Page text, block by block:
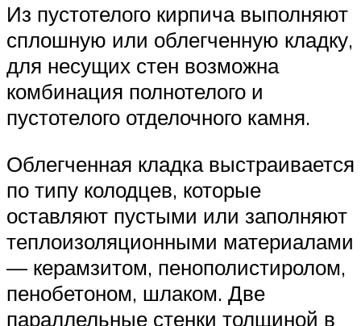
Из пустотелого кирпича выполняют
сплошную или облегченную кладку,
для несущих стен возможна
комбинация полнотелого и
пустотелого отделочного камня.
Облегченная кладка выстраивается
по типу колодцев, которые
оставляют пустыми или заполняют
теплоизоляционными материалами
— керамзитом, пенополистиролом,
пенобетоном, шлаком. Две
параллельные стенки толщиной в